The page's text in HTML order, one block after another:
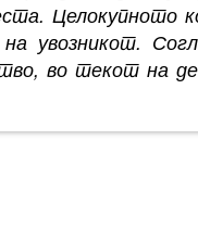
Целокупното
увозникот.
во текот на